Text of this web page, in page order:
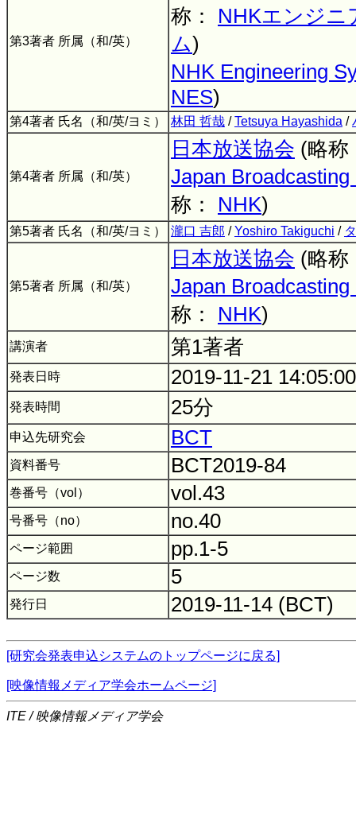
第3著者 所属（和/英）
称： NHKエンジニ
ム)
NHK Engineering
NES)
第4著者 氏名（和/英/ヨミ） 林田 哲哉 /Tetsuya Hayashida /
第4著者 所属（和/英）
日本放送協会 (略
Japan
称： NHK)
第5著者 氏名（和/英/ヨミ） 瀧口 吉郎 /Yoshiro Takiguchi /
第5著者 所属（和/英）
日本放送協会 (略
Japan
称： NHK)
講演者 第1著者
発表日時 2019-11-21
発表時間 25分
申込先研究会 BCT
資料番号 BCT2019-84
巻番号（vol） vol.43
号番号（no） no.40
ページ範囲 pp.1-5
ページ数 5
発行日 2019-11-14 (BCT)
[研究会発表申込システムのトップページに戻る]
[映像情報メディア学会ホームページ]
ITE / 映像情報メディア学会